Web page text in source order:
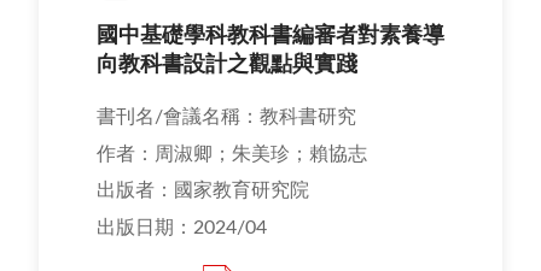
國中基礎學科教科書編審者對素養導
向教科書設計之觀點與實踐
書刊名/會議名稱：教科書研究
作者：周淑卿；朱美珍；賴協志
出版者：國家教育研究院
出版日期：2024/04